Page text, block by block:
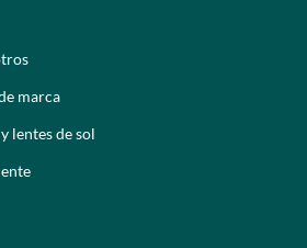
marca
lentes de sol